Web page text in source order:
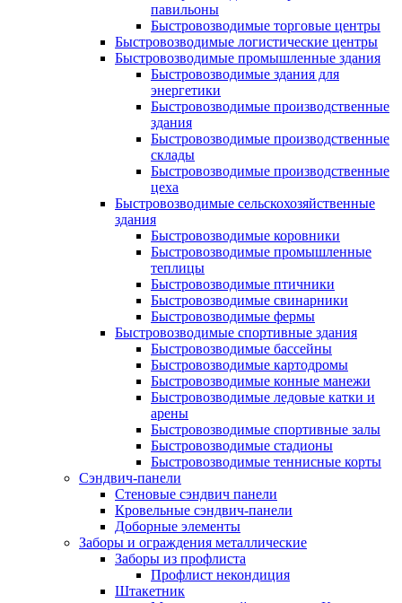
павильоны
Быстровозводимые торговые центры
Быстровозводимые логистические центры
Быстровозводимые промышленные здания
Быстровозводимые здания для
энергетики
Быстровозводимые производственные
здания
Быстровозводимые производственные
склады
Быстровозводимые производственные
цеха
Быстровозводимые сельскохозяйственные
здания
Быстровозводимые коровники
Быстровозводимые промышленные
теплицы
Быстровозводимые птичники
Быстровозводимые свинарники
Быстровозводимые фермы
Быстровозводимые спортивные здания
Быстровозводимые бассейны
Быстровозводимые картодромы
Быстровозводимые конные манежи
Быстровозводимые ледовые катки и
арены
Быстровозводимые спортивные залы
Быстровозводимые стадионы
Быстровозводимые теннисные корты
Сэндвич-панели
Стеновые сэндвич панели
Кровельные сэндвич-панели
Доборные элементы
Заборы и ограждения металлические
Заборы из профлиста
Профлист некондиция
Штакетник